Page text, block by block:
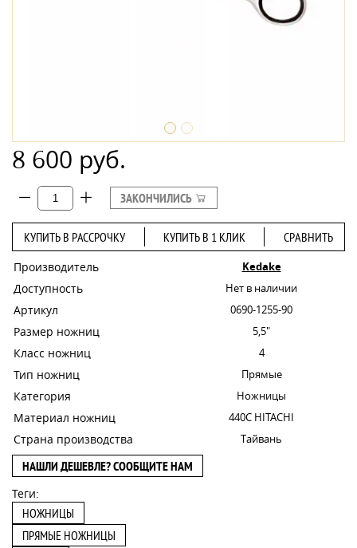
8 600 руб.
ЗАКОНЧИЛИСЬ
КУПИТЬ В РАССРОЧКУ КУПИТЬ В 1 КЛИК СРАВНИТЬ
Производитель Kedake
Доступность Нет в наличии
Артикул 0690-1255-90
Размер ножниц 5,5"
Класс ножниц 4
Тип ножниц Прямые
Категория Ножницы
Материал ножниц 440С HITACHI
Страна производства Тайвань
НАШЛИ ДЕШЕВЛЕ? СООБЩИТЕ НАМ
Теги:
НОЖНИЦЫ
ПРЯМЫЕ НОЖНИЦЫ